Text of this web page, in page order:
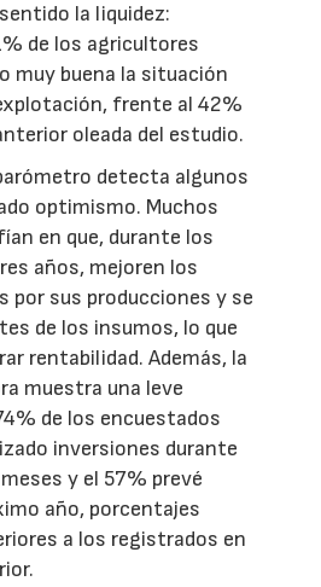
la liquidez:
de los agricultores
muy buena la situación
frente al 42%
oleada del estudio.
detecta algunos
optimismo. Muchos
en que, durante los
años, mejoren los
por sus producciones y se
de los insumos, lo que
rentabilidad. Además, la
muestra una leve
de los encuestados
inversiones durante
y el 57% prevé
año, porcentajes
a los registrados en